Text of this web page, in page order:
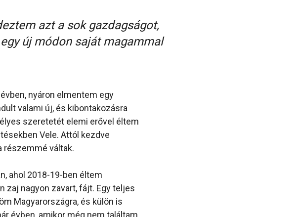
azt a sok gazdagságot,
új módon saját magammal
nyáron elmentem egy
valami új, és kibontakozásra
szeretetét elemi erővel éltem
Vele. Attól kezdve
részemmé váltak.
ahol 2018-19-ben éltem
zaj nagyon zavart, fájt. Egy teljes
Magyarországra, és külön is
évben, amikor még nem találtam